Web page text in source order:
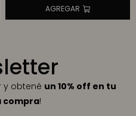
y obtené un 10% off en tu
compra!